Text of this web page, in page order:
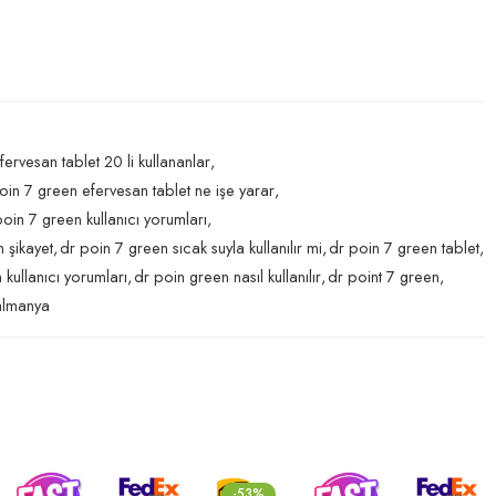
tablet 20 li kullananlar,
7 green efervesan tablet ne işe yarar,
7 green kullanıcı yorumları,
şikayet,dr poin 7 green sıcak suyla kullanılır mi,dr poin 7 green tablet,
yorumları,dr poin green nasıl kullanılır,dr point 7 green,